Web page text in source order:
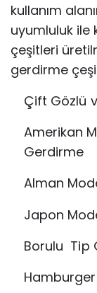
kullanım
uyumluluk ile
çeşitleri
gerdirme
Çift Gözlü
Amerikan
Gerdirme
Alman
Japon
Borulu Tip